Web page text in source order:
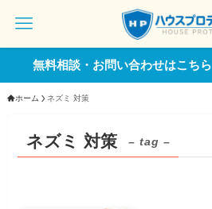
無料相談・お問い合わせはこちら
ホーム ネズミ 対策
ネズミ 対策 – tag –